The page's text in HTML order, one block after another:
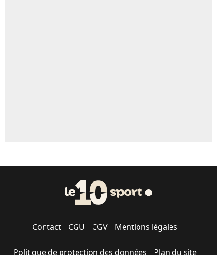
Contact CGU CGV Mentions légales
Politique de protection des données Plan du site